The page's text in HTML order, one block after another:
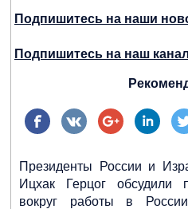
Подпишитесь на наши
Подпишитесь на наш
Президенты России и
Ицхак Герцог обсудили
вокруг работы в России